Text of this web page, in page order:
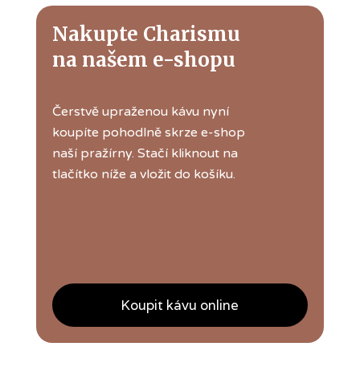
Nakupte Charismu
na našem e-shopu
Čerstvě upraženou kávu nyní
koupíte pohodlně skrze e-shop
naší pražírny. Stačí kliknout na
tlačítko níže a vložit do košíku.
Koupit kávu online